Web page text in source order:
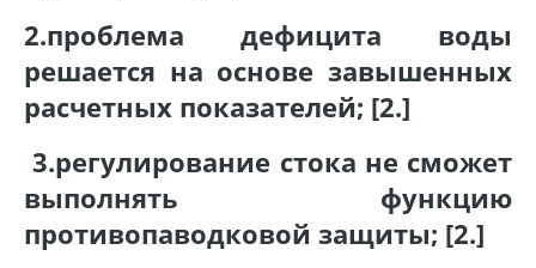
2.проблема дефицита воды
решается на основе завышенных
расчетных показателей; [2.]
3.регулирование стока не сможет
выполнять функцию
противопаводковой защиты; [2.]